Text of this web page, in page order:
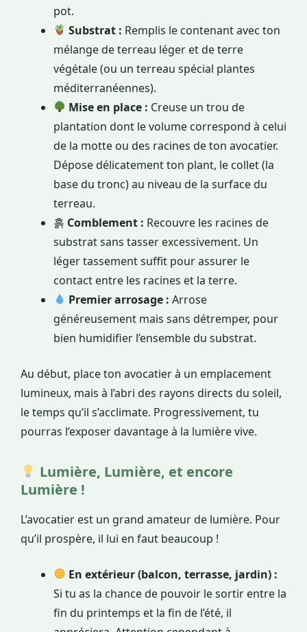
pot.
Substrat : Remplis le contenant avec ton
mélange de terreau léger et de terre
végétale (ou un terreau spécial plantes
méditerranéennes).
Mise en place : Creuse un trou de
plantation dont le volume correspond à celui
de la motte ou des racines de ton avocatier.
Dépose délicatement ton plant, le collet (la
base du tronc) au niveau de la surface du
terreau.
흙 Comblement : Recouvre les racines de
substrat sans tasser excessivement. Un
léger tassement suffit pour assurer le
contact entre les racines et la terre.
Premier arrosage : Arrose
généreusement mais sans détremper, pour
bien humidifier l’ensemble du substrat.
Au début, place ton avocatier à un emplacement
lumineux, mais à l’abri des rayons directs du soleil,
le temps qu’il s’acclimate. Progressivement, tu
pourras l’exposer davantage à la lumière vive.
Lumière, Lumière, et encore
Lumière !
L’avocatier est un grand amateur de lumière. Pour
qu’il prospère, il lui en faut beaucoup !
En extérieur (balcon, terrasse, jardin) :
Si tu as la chance de pouvoir le sortir entre la
fin du printemps et la fin de l’été, il